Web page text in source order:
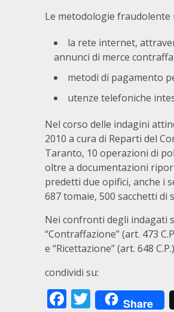
Le metodologie fraudolente
la rete internet,
annunci di merce
metodi di pagamento
utenze telefoniche
Nel corso delle indagini
2010 a cura di Reparti del
Taranto, 10 operazioni di
oltre a documentazioni
predetti due opifici, anche i
687 tomaie, 500 sacchetti di
Nei confronti degli indagati
“Contraffazione” (art. 473
e “Ricettazione” (art. 648
condividi su:
Facebook
Twitter
Share